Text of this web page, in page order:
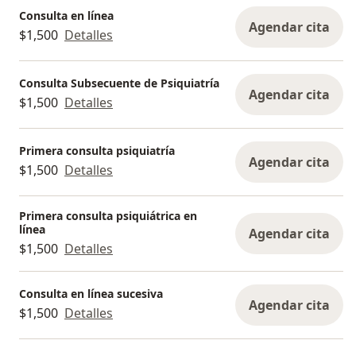
Consulta en línea
$1,500 Detalles Agendar cita
Consulta Subsecuente de Psiquiatría
$1,500 Detalles Agendar cita
Primera consulta psiquiatría
$1,500 Detalles Agendar cita
Primera consulta psiquiátrica en
línea
$1,500 Detalles
Agendar cita
Consulta en línea sucesiva
$1,500 Detalles Agendar cita